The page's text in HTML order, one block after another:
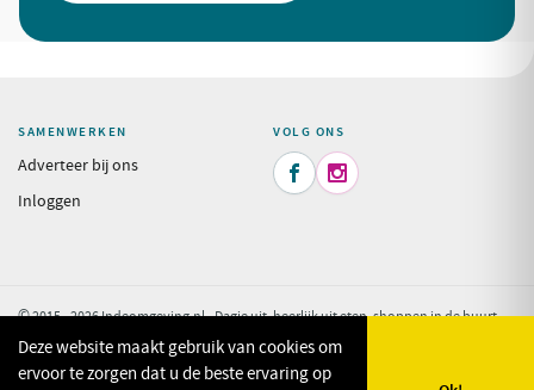
SAMENWERKEN
Adverteer bij ons
Inloggen
VOLG ONS
 
© 2015 - 2026 Indeomgeving.nl - Dagje uit, heerlijk uit eten, shoppen in de buurt
van uw vakantiepark. Privacy Policy
Deze website maakt gebruik van cookies om
ervoor te zorgen dat u de beste ervaring op